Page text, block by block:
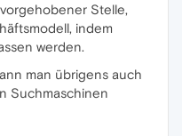
Stelle,
indem
werden.
man übrigens auch
Suchmaschinen